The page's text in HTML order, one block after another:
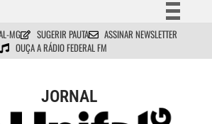
Simplifique!
Comunica BR
Acesso à informação
Legislação
MG SUGERIR PAUTA
ASSINAR NEWSLETTER
OUÇA A RÁDIO FEDERAL FM
JORNAL